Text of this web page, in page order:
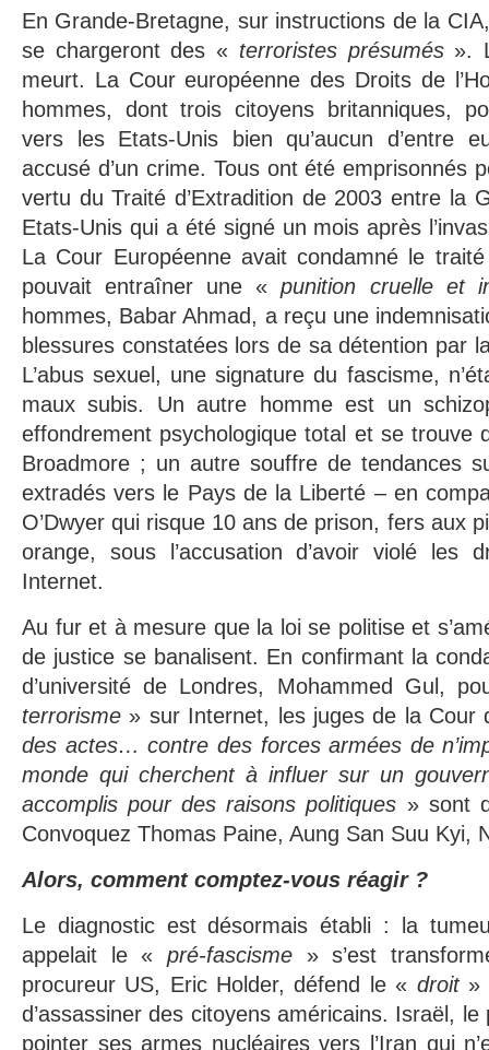
En Grande-Bretagne, sur instructions de la
se chargeront des « terroristes présumés».
meurt. La Cour européenne des Droits de
hommes, dont trois citoyens britanniques,
vers les Etats-Unis bien qu’aucun d’entre
accusé d’un crime. Tous ont été emprisonnés
vertu du Traité d’Extradition de 2003 entre la
Etats-Unis qui a été signé un mois après
La Cour Européenne avait condamné le
pouvait entraîner une «punition cruelle et
hommes, Babar Ahmad, a reçu une
blessures constatées lors de sa détention par
L’abus sexuel, une signature du fascisme,
maux subis. Un autre homme est un
effondrement psychologique total et se trouve
Broadmore ; un autre souffre de tendances
extradés vers le Pays de la Liberté – en
O’Dwyer qui risque 10 ans de prison, fers aux
orange, sous l’accusation d’avoir violé les
Internet.
Au fur et à mesure que la loi se politise et
de justice se banalisent. En confirmant la
d’université de Londres, Mohammed Gul,
terrorisme » sur Internet, les juges de la Cour
des actes… contre des forces armées de
monde qui cherchent à influer sur un
accomplis pour des raisons politiques » sont
Convoquez Thomas Paine, Aung San Suu Kyi,
Alors, comment comptez-vous réagir ?
Le diagnostic est désormais établi : la
appelait le « pré-fascisme » s’est
procureur US, Eric Holder, défend le « droit »
d’assassiner des citoyens américains. Israël,
pointer ses armes nucléaires vers l’Iran qui